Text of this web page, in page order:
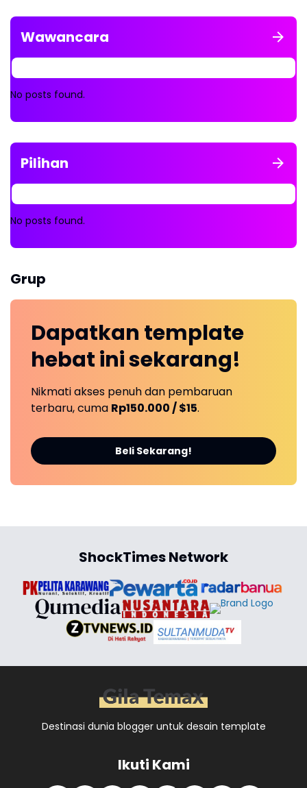
Wawancara
No posts found.
Pilihan
No posts found.
Grup
Dapatkan template
hebat inisekarang!
Nikmati akses penuh dan pembaruan
terbaru, cuma Rp150.000 / $15.
Beli Sekarang!
ShockTimes Network
Destinasi dunia blogger untuk desain template
Ikuti Kami